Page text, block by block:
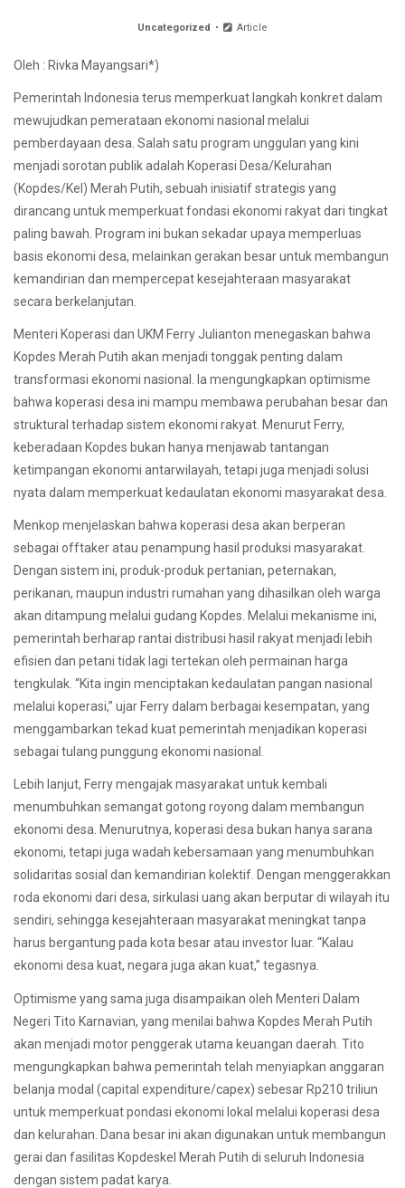
Uncategorized Article
Oleh : Rivka Mayangsari*)
Pemerintah Indonesia terus memperkuat langkah konkret dalam
mewujudkan pemerataan ekonomi nasional melalui
pemberdayaan desa. Salah satu program unggulan yang kini
menjadi sorotan publik adalah Koperasi Desa/Kelurahan
(Kopdes/Kel) Merah Putih, sebuah inisiatif strategis yang
dirancang untuk memperkuat fondasi ekonomi rakyat dari tingkat
paling bawah. Program ini bukan sekadar upaya memperluas
basis ekonomi desa, melainkan gerakan besar untuk membangun
kemandirian dan mempercepat kesejahteraan masyarakat
secara berkelanjutan.
Menteri Koperasi dan UKM Ferry Julianton menegaskan bahwa
Kopdes Merah Putih akan menjadi tonggak penting dalam
transformasi ekonomi nasional. Ia mengungkapkan optimisme
bahwa koperasi desa ini mampu membawa perubahan besar dan
struktural terhadap sistem ekonomi rakyat. Menurut Ferry,
keberadaan Kopdes bukan hanya menjawab tantangan
ketimpangan ekonomi antarwilayah, tetapi juga menjadi solusi
nyata dalam memperkuat kedaulatan ekonomi masyarakat desa.
Menkop menjelaskan bahwa koperasi desa akan berperan
sebagai offtaker atau penampung hasil produksi masyarakat.
Dengan sistem ini, produk-produk pertanian, peternakan,
perikanan, maupun industri rumahan yang dihasilkan oleh warga
akan ditampung melalui gudang Kopdes. Melalui mekanisme ini,
pemerintah berharap rantai distribusi hasil rakyat menjadi lebih
efisien dan petani tidak lagi tertekan oleh permainan harga
tengkulak. “Kita ingin menciptakan kedaulatan pangan nasional
melalui koperasi,” ujar Ferry dalam berbagai kesempatan, yang
menggambarkan tekad kuat pemerintah menjadikan koperasi
sebagai tulang punggung ekonomi nasional.
Lebih lanjut, Ferry mengajak masyarakat untuk kembali
menumbuhkan semangat gotong royong dalam membangun
ekonomi desa. Menurutnya, koperasi desa bukan hanya sarana
ekonomi, tetapi juga wadah kebersamaan yang menumbuhkan
solidaritas sosial dan kemandirian kolektif. Dengan menggerakkan
roda ekonomi dari desa, sirkulasi uang akan berputar di wilayah itu
sendiri, sehingga kesejahteraan masyarakat meningkat tanpa
harus bergantung pada kota besar atau investor luar. “Kalau
ekonomi desa kuat, negara juga akan kuat,” tegasnya.
Optimisme yang sama juga disampaikan oleh Menteri Dalam
Negeri Tito Karnavian, yang menilai bahwa Kopdes Merah Putih
akan menjadi motor penggerak utama keuangan daerah. Tito
mengungkapkan bahwa pemerintah telah menyiapkan anggaran
belanja modal (capital expenditure/capex) sebesar Rp210 triliun
untuk memperkuat pondasi ekonomi lokal melalui koperasi desa
dan kelurahan. Dana besar ini akan digunakan untuk membangun
gerai dan fasilitas Kopdeskel Merah Putih di seluruh Indonesia
dengan sistem padat karya.